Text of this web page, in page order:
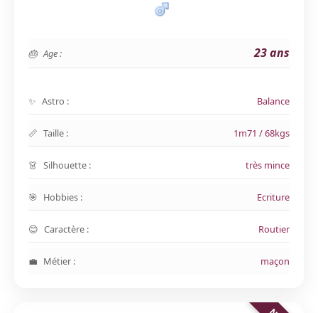
Age : 23 ans
Astro : Balance
Taille : 1m71 / 68kgs
Silhouette : très mince
Hobbies : Ecriture
Caractère : Routier
Métier : maçon